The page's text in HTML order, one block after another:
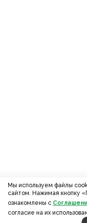
Мы используем файлы
сайтом. Нажимая кнопку
ознакомлены с
согласие на их